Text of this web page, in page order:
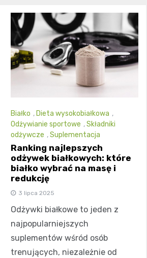
Białko , Dieta wysokobiałkowa ,
Odżywianie sportowe ,Składniki
odżywcze ,Suplementacja
Ranking najlepszych
odżywek białkowych: które
białko wybrać na masę i
redukcję
3 lipca 2025
Odżywki białkowe to jeden z
najpopularniejszych
suplementów wśród osób
trenujących, niezależnie od